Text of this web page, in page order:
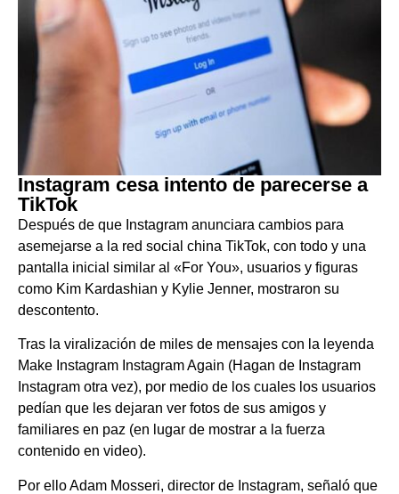
Instagram cesa intento de parecerse a
TikTok
Después de que Instagram anunciara cambios para
asemejarse a la red social china TikTok, con todo y una
pantalla inicial similar al «For You», usuarios y figuras
como Kim Kardashian y Kylie Jenner, mostraron su
descontento.
Tras la viralización de miles de mensajes con la leyenda
Make Instagram Instagram Again (Hagan de Instagram
Instagram otra vez), por medio de los cuales los usuarios
pedían que les dejaran ver fotos de sus amigos y
familiares en paz (en lugar de mostrar a la fuerza
contenido en video).
Por ello Adam Mosseri, director de Instagram, señaló que